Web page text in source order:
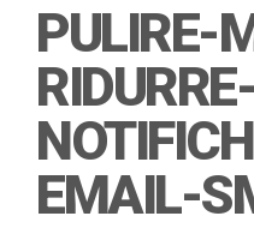
PULIRE-
RIDURRE-
EMAIL-